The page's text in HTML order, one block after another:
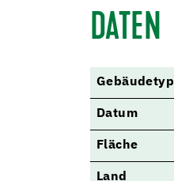
DATEN
Gebäudetyp
Datum
Fläche
Land